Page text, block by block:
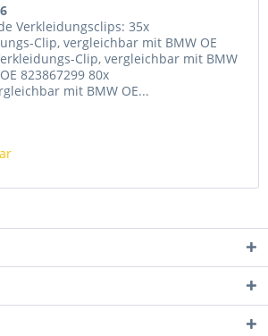
Verkleidungsclips: 35x
Clip, vergleichbar mit BMW OE
Clip, vergleichbar mit BMW
823867299 80x
mit BMW OE...